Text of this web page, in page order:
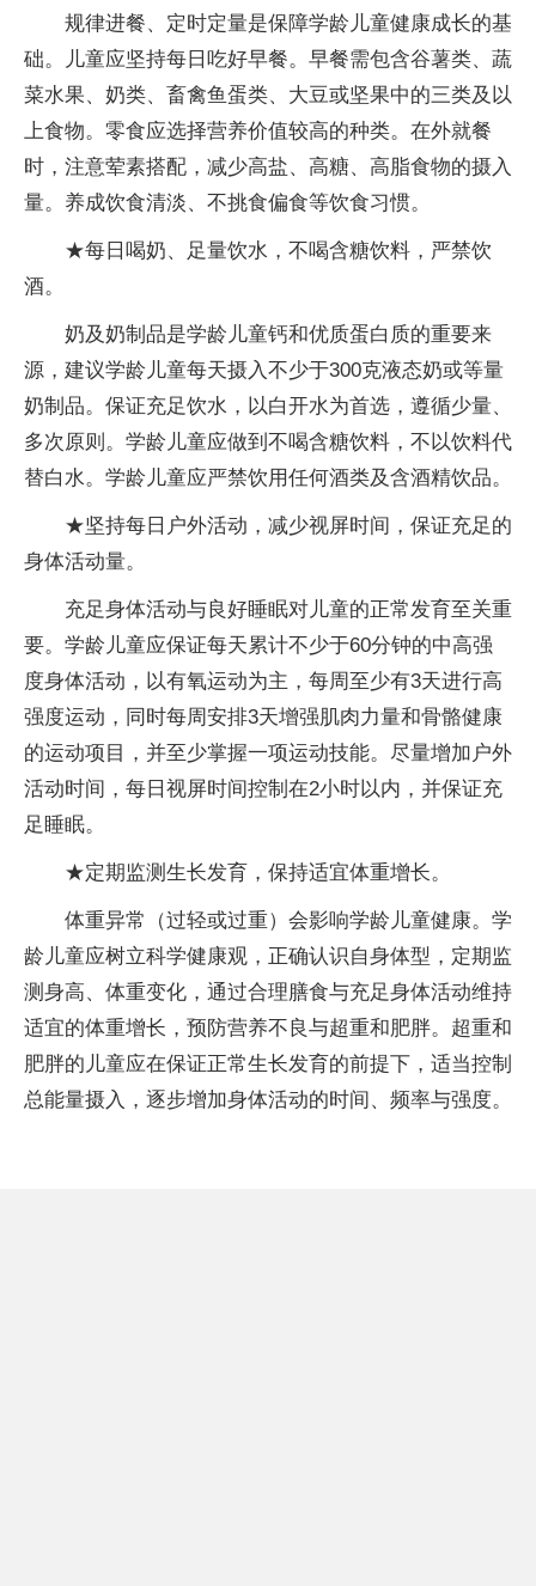
规律进餐、定时定量是保障学龄儿童健康成长的基
础。儿童应坚持每日吃好早餐。早餐需包含谷薯类、蔬
菜水果、奶类、畜禽鱼蛋类、大豆或坚果中的三类及以
上食物。零食应选择营养价值较高的种类。在外就餐
时，注意荤素搭配，减少高盐、高糖、高脂食物的摄入
量。养成饮食清淡、不挑食偏食等饮食习惯。
★每日喝奶、足量饮水，不喝含糖饮料，严禁饮
酒。
奶及奶制品是学龄儿童钙和优质蛋白质的重要来
源，建议学龄儿童每天摄入不少于300克液态奶或等量
奶制品。保证充足饮水，以白开水为首选，遵循少量、
多次原则。学龄儿童应做到不喝含糖饮料，不以饮料代
替白水。学龄儿童应严禁饮用任何酒类及含酒精饮品。
★坚持每日户外活动，减少视屏时间，保证充足的
身体活动量。
充足身体活动与良好睡眠对儿童的正常发育至关重
要。学龄儿童应保证每天累计不少于60分钟的中高强
度身体活动，以有氧运动为主，每周至少有3天进行高
强度运动，同时每周安排3天增强肌肉力量和骨骼健康
的运动项目，并至少掌握一项运动技能。尽量增加户外
活动时间，每日视屏时间控制在2小时以内，并保证充
足睡眠。
★定期监测生长发育，保持适宜体重增长。
体重异常（过轻或过重）会影响学龄儿童健康。学
龄儿童应树立科学健康观，正确认识自身体型，定期监
测身高、体重变化，通过合理膳食与充足身体活动维持
适宜的体重增长，预防营养不良与超重和肥胖。超重和
肥胖的儿童应在保证正常生长发育的前提下，适当控制
总能量摄入，逐步增加身体活动的时间、频率与强度。